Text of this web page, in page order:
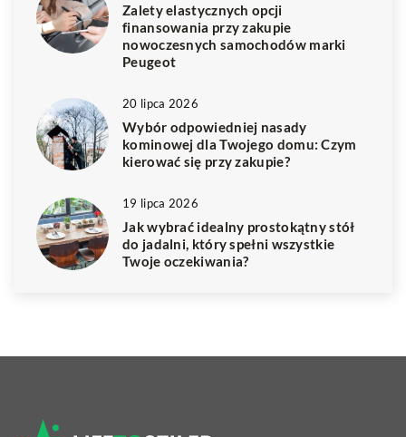
Zalety elastycznych opcji
finansowania przy zakupie
nowoczesnych samochodów marki
Peugeot
20 lipca 2026
Wybór odpowiedniej nasady
kominowej dla Twojego domu: Czym
kierować się przy zakupie?
19 lipca 2026
Jak wybrać idealny prostokątny stół
do jadalni, który spełni wszystkie
Twoje oczekiwania?